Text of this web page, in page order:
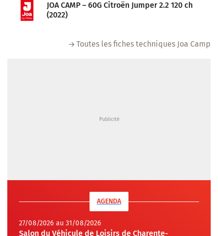
JOA CAMP – 60G Citroën Jumper 2.2 120 ch
(2022)
Toutes les fiches techniques Joa Camp
AGENDA
27/08/2026 au 31/08/2026
Salon du Véhicule de Loisirs de Charente-